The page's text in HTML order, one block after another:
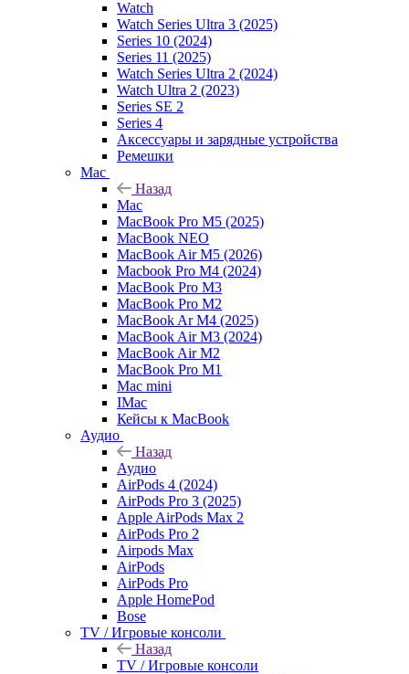
Watch
Watch Series Ultra 3 (2025)
Series 10 (2024)
Series 11 (2025)
Watch Series Ultra 2 (2024)
Watch Ultra 2 (2023)
Series SE 2
Series 4
Аксессуары и зарядные устройства
Ремешки
Mac
Назад
Mac
MacBook Pro M5 (2025)
MacBook NEO
MacBook Air M5 (2026)
Macbook Pro M4 (2024)
MacBook Pro M3
MacBook Pro M2
MacBook Ar M4 (2025)
MacBook Air M3 (2024)
MacBook Air M2
MacBook Pro M1
Mac mini
IMac
Кейсы к MacBook
Аудио
Назад
Аудио
AirPods 4 (2024)
AirPods Pro 3 (2025)
Apple AirPods Max 2
AirPods Pro 2
Airpods Max
AirPods
AirPods Pro
Apple HomePod
Bose
TV / Игровые консоли
Назад
TV / Игровые консоли